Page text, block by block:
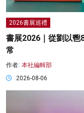
2026書展巡禮
書展2026｜從劉以鬯
常
作者: 本社編輯部
2026-08-06